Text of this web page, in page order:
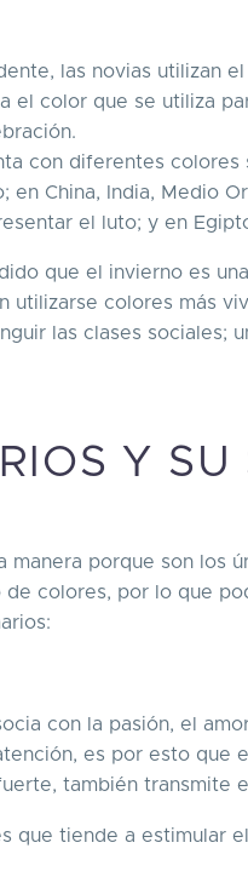
las novias utilizan
el color que se utiliza
con diferentes
en China, India, Medio
el luto; y en
que el invierno es
utilizarse colores más
las clases sociales;
Y
manera porque son los
colores, por lo que
con la pasión, el
es por esto que
también transmite
que tiende a estimular